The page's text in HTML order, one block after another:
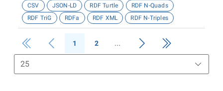
CSV JSON-LD RDF Turtle
RDF N-Quads
RDF TriG
RDFa RDF XML RDF N-Triples
1 2